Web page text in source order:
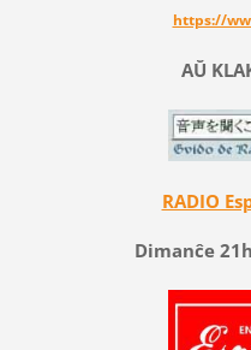
https://
AŬ
RADIO
Dimanĉe